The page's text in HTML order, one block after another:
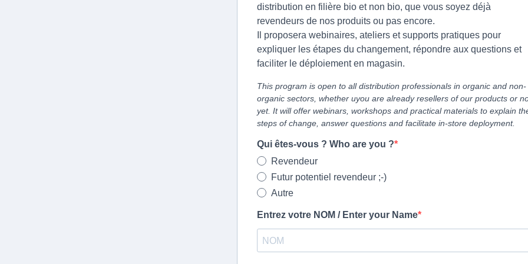
distribution en filière bio et non bio, que vous soyez déjà
revendeurs de nos produits ou pas encore.
Il proposera webinaires, ateliers et supports pratiques pour
expliquer les étapes du changement, répondre aux questions et
faciliter le déploiement en magasin.
This program is open to all distribution professionals in organic and non-
organic sectors, whether uyou are already resellers of our products or
yet. It will offer webinars, workshops and practical materials to explain
steps of change, answer questions and facilitate in-store deployment.
Qui êtes-vous ? Who are you ?
Revendeur
Futur potentiel revendeur ;-)
Autre
Entrez votre NOM / Enter your Name